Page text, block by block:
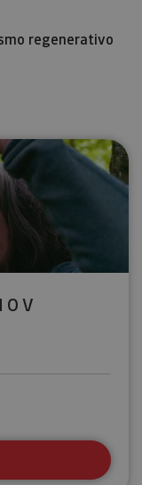
regenerativo